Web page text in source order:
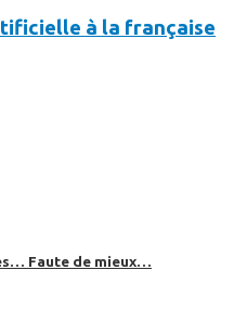
Faute de mieux…
à la française